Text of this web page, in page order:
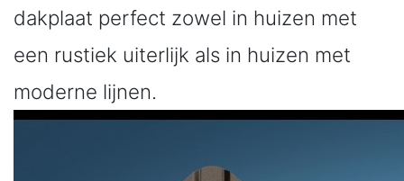
dakplaat perfect zowel in huizen met
een rustiek uiterlijk als in huizen met
moderne lijnen.